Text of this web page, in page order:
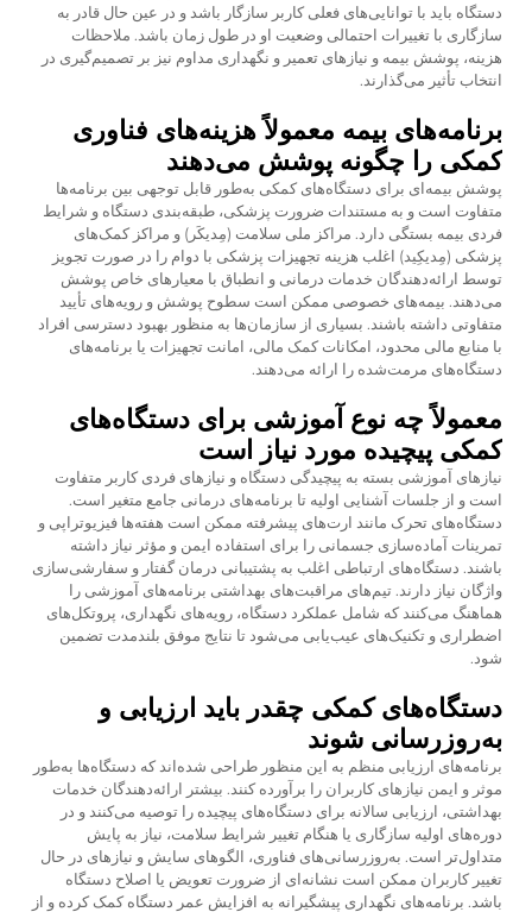
دستگاه باید با توانایی‌های فعلی کاربر سازگار باشد و در عین حال قادر به
سازگاری با تغییرات احتمالی وضعیت او در طول زمان باشد. ملاحظات
هزینه، پوشش بیمه و نیازهای تعمیر و نگهداری مداوم نیز بر تصمیم‌گیری در
انتخاب تأثیر می‌گذارند.
برنامه‌های بیمه معمولاً هزینه‌های فناوری
کمکی را چگونه پوشش می‌دهند
پوشش بیمه‌ای برای دستگاه‌های کمکی به‌طور قابل توجهی بین برنامه‌ها
متفاوت است و به مستندات ضرورت پزشکی، طبقه‌بندی دستگاه و شرایط
فردی بیمه بستگی دارد. مراکز ملی سلامت (مِدیکَر) و مراکز کمک‌های
پزشکی (مِدیکِید) اغلب هزینه تجهیزات پزشکی با دوام را در صورت تجویز
توسط ارائه‌دهندگان خدمات درمانی و انطباق با معیارهای خاص پوشش
می‌دهند. بیمه‌های خصوصی ممکن است سطوح پوشش و رویه‌های تأیید
متفاوتی داشته باشند. بسیاری از سازمان‌ها به منظور بهبود دسترسی افراد
با منابع مالی محدود، امکانات کمک مالی، امانت تجهیزات یا برنامه‌های
دستگاه‌های مرمت‌شده را ارائه می‌دهند.
معمولاً چه نوع آموزشی برای دستگاه‌های
کمکی پیچیده مورد نیاز است
نیازهای آموزشی بسته به پیچیدگی دستگاه و نیازهای فردی کاربر متفاوت
است و از جلسات آشنایی اولیه تا برنامه‌های درمانی جامع متغیر است.
دستگاه‌های تحرک مانند ارت‌های پیشرفته ممکن است هفته‌ها فیزیوتراپی و
تمرینات آماده‌سازی جسمانی را برای استفاده ایمن و مؤثر نیاز داشته
باشند. دستگاه‌های ارتباطی اغلب به پشتیبانی درمان گفتار و سفارشی‌سازی
واژگان نیاز دارند. تیم‌های مراقبت‌های بهداشتی برنامه‌های آموزشی را
هماهنگ می‌کنند که شامل عملکرد دستگاه، رویه‌های نگهداری، پروتکل‌های
اضطراری و تکنیک‌های عیب‌یابی می‌شود تا نتایج موفق بلندمدت تضمین
شود.
دستگاه‌های کمکی چقدر باید ارزیابی و
به‌روزرسانی شوند
برنامه‌های ارزیابی منظم به این منظور طراحی شده‌اند که دستگاه‌ها به‌طور
موثر و ایمن نیازهای کاربران را برآورده کنند. بیشتر ارائه‌دهندگان خدمات
بهداشتی، ارزیابی سالانه برای دستگاه‌های پیچیده را توصیه می‌کنند و در
دوره‌های اولیه سازگاری یا هنگام تغییر شرایط سلامت، نیاز به پایش
متداول‌تر است. به‌روزرسانی‌های فناوری، الگوهای سایش و نیازهای در حال
تغییر کاربران ممکن است نشانه‌ای از ضرورت تعویض یا اصلاح دستگاه
باشد. برنامه‌های نگهداری پیشگیرانه به افزایش عمر دستگاه کمک کرده و از